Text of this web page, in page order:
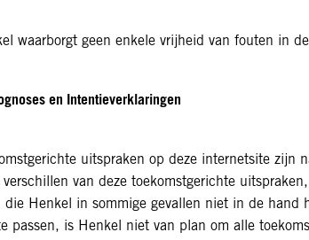
waarborgt geen enkele vrijheid van fouten in
en Intentieverklaringen
uitspraken op deze internetsite zijn
verschillen van deze toekomstgerichte
die Henkel in sommige gevallen niet in de hand
passen, is Henkel niet van plan om alle